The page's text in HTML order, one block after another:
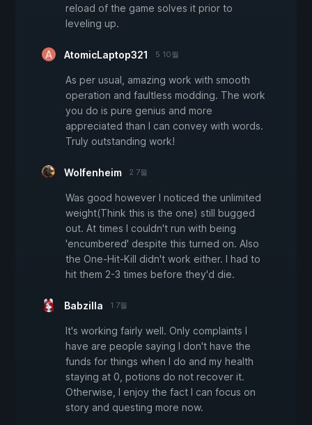
reload of the game solves it prior to
leveling up.
AtomicLaptop321 5 10월
As per usual, amazing work with smooth
operation and faultless modding. The work
you do is pure genius and more
appreciated than I can convey with words.
Truly outstanding work!
Wolfenheim 2 7월
Was good however I noticed the unlimited
weight(Think this is the one) still bugged
out. At times I couldn't run with being
'encumbered' despite this turned on. Also
the One-Hit-Kill didn't work either. I had to
hit them 2-3 times before they'd die.
Babzilla 1 7월
It's working fairly well. Only complaints I
have are people saying I don't have the
funds for things when I do and my health
staying at 0, potions do not recover it.
Otherwise, I enjoy the fact I can focus on
story and questing more now.